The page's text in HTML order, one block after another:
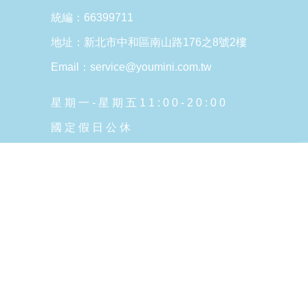
統編：66399711
地址：新北市中和區南山路176之8號2樓
Email：service@youmini.com.tw
星 期 一 - 星 期 五 1 1 : 0 0 - 2 0 : 0 0
國 定 假 日 公 休